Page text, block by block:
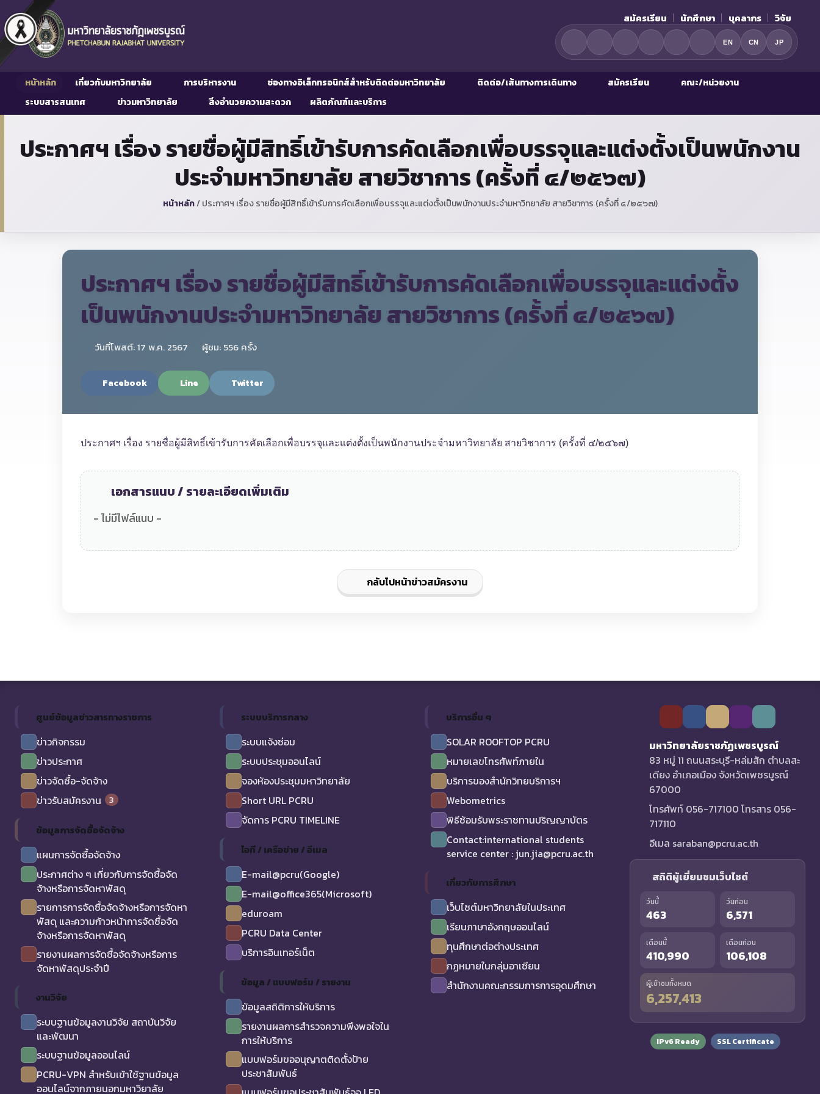
สมัครเรียน นักศึกษา บุคลากร วิจัย
EN CN JP
หน้าหลัก เกี่ยวกับมหาวิทยาลัย การบริหารงาน ช่องทางอิเล็กทรอนิกส์สำหรับติดต่อมหาวิทยาลัย ติดต่อ/เส้นทางการเดินทาง สมัครเรียน
คณะ/หน่วยงาน
ระบบสารสนเทศ
ข่าวมหาวิทยาลัย สิ่งอำนวยความสะดวก ผลิตภัณฑ์และบริการ
ประกาศฯ เรื่อง รายชื่อผู้มีสิทธิ์เข้ารับการคัดเลือกเพื่อบรรจุและแต่งตั้งเป็นพนักงาน
ประจำมหาวิทยาลัย สายวิชาการ (ครั้งที่ ๔/๒๕๖๗)
หน้าหลัก/ ประกาศฯ เรื่อง รายชื่อผู้มีสิทธิ์เข้ารับการคัดเลือกเพื่อบรรจุและแต่งตั้งเป็นพนักงานประจำมหาวิทยาลัย สายวิชาการ (ครั้งที่ ๔/๒๕๖๗)
ประกาศฯ เรื่อง รายชื่อผู้มีสิทธิ์เข้ารับการคัดเลือกเพื่อบรรจุและแต่งตั้ง
เป็นพนักงานประจำมหาวิทยาลัย สายวิชาการ (ครั้งที่ ๔/๒๕๖๗)
วันที่โพสต์: 17 พ.ค. 2567 ผู้ชม: 556 ครั้ง
Facebook Line Twitter
ประกาศฯ เรื่อง รายชื่อผู้มีสิทธิ์เข้ารับการคัดเลือกเพื่อบรรจุและแต่งตั้งเป็นพนักงานประจำมหาวิทยาลัย สายวิชาการ (ครั้งที่ ๔/๒๕๖๗)
เอกสารแนบ / รายละเอียดเพิ่มเติม
- ไม่มีไฟล์แนบ -
กลับไปหน้าข่าวสมัครงาน
ศูนย์ข้อมูลข่าวสารทางราชการ
ข่าวกิจกรรม
ข่าวประกาศ
ข่าวจัดซื้อ-จัดจ้าง
ข่าวรับสมัครงาน
3
ข้อมูลการจัดซื้อจัดจ้าง
แผนการจัดซื้อจัดจ้าง
ประกาศต่าง ๆ เกี่ยวกับการจัดซื้อจัด
จ้างหรือการจัดหาพัสดุ
รายการการจัดซื้อจัดจ้างหรือการจัดหา
พัสดุ และความก้าวหน้าการจัดซื้อจัด
จ้างหรือการจัดหาพัสดุ
รายงานผลการจัดซื้อจัดจ้างหรือการ
จัดหาพัสดุประจำปี
งานวิจัย
ระบบฐานข้อมูลงานวิจัย สถาบันวิจัย
และพัฒนา
ระบบฐานข้อมูลออนไลน์
PCRU-VPN สำหรับเข้าใช้ฐานข้อมูล
ออนไลน์จากภายนอกมหาวิยาลัย
ระบบบริการกลาง
ระบบแจ้งซ่อม
ระบบประชุมออนไลน์
จองห้องประชุมมหาวิทยาลัย
Short URL PCRU
จัดการ PCRU TIMELINE
ไอที / เครือข่าย / อีเมล
E-mail@pcru(Google)
E-mail@office365(Microsoft)
eduroam
PCRU Data Center
บริการอินเทอร์เน็ต
ข้อมูล / แบบฟอร์ม / รายงาน
ข้อมูลสถิติการให้บริการ
รายงานผลการสำรวจความพึงพอใจใน
การให้บริการ
แบบฟอร์มขออนุญาตติดตั้งป้าย
ประชาสัมพันธ์
บริการอื่น ๆ
SOLAR ROOFTOP PCRU
หมายเลขโทรศัพท์ภายใน
บริการของสำนักวิทยบริการฯ
Webometrics
พิธีซ้อมรับพระราชทานปริญญาบัตร
Contact:international students
service center : jun.jia@pcru.ac.th
เกี่ยวกับการศึกษา
เว็บไซต์มหาวิทยาลัยในประเทศ
เรียนภาษาอังกฤษออนไลน์
ทุนศึกษาต่อต่างประเทศ
กฏหมายในกลุ่มอาเซียน
สำนักงานคณะกรรมการการอุดมศึกษา
มหาวิทยาลัยราชภัฏเพชรบูรณ์
83 หมู่ 11 ถนนสระบุรี-หล่มสัก ตำบลสะ
เดียง อำเภอเมือง จังหวัดเพชรบูรณ์
67000
โทรศัพท์ 056-717100 โทรสาร 056-
717110
อีเมล saraban@pcru.ac.th
สถิติผู้เยี่ยมชมเว็บไซต์
วันนี้
463
วันก่อน
6,571
เดือนนี้
410,990
เดือนก่อน
106,108
ผู้เข้าชมทั้งหมด
6,257,413
IPv6 Ready SSL Certificate